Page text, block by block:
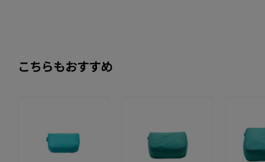
こちらもおすすめ